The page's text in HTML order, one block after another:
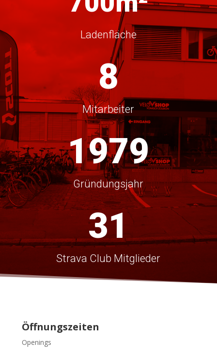
Ladenfläche
8
Mitarbeiter
1979
Gründungsjahr
31
Strava Club Mitglieder
Öffnungszeiten
Openings